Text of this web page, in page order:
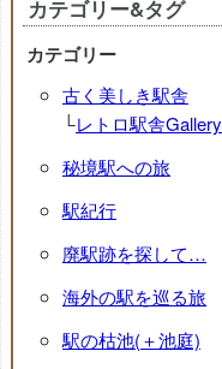
カテゴリー&タグ
カテゴリー
古く美しき駅舎
└レトロ駅舎Gallery
秘境駅への旅
駅紀行
廃駅跡を探して…
海外の駅を巡る旅
駅の枯池(＋池庭)